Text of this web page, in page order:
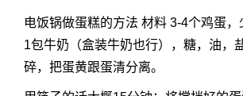
电饭锅做蛋糕的方法 材料 3-4个鸡蛋，
1包牛奶（盒装牛奶也行），糖，油，
碎，把蛋黄跟蛋清分离。